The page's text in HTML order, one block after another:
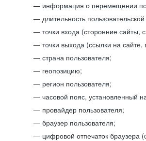
информация о перемещении по
длительность
точки входа (сторонние сайты,
точки выхода (ссылки на
страна пользователя;
геопозицию;
регион пользователя;
часовой пояс, установленный
провайдер пользователя;
браузер пользователя;
цифровой отпечаток браузера